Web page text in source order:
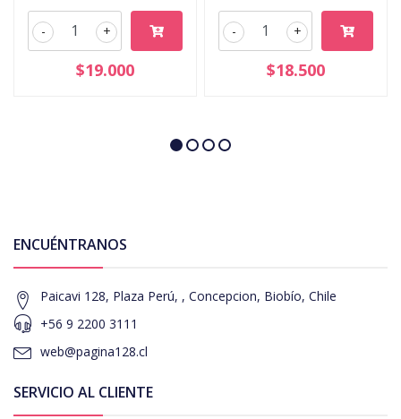
+
-
$19.000
+
-
$18.500
ENCUÉNTRANOS
Paicavi 128, Plaza Perú, , Concepcion, Biobío, Chile
+56 9 2200 3111
web@pagina128.cl
SERVICIO AL CLIENTE